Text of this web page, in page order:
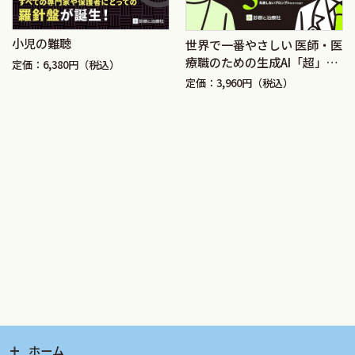
小児の難聴
定価：6,380円（税込）
世界で一番やさしい 医師・医
療職のための生成AI「超」入
門講座
定価：3,960円（税込）
ホーム